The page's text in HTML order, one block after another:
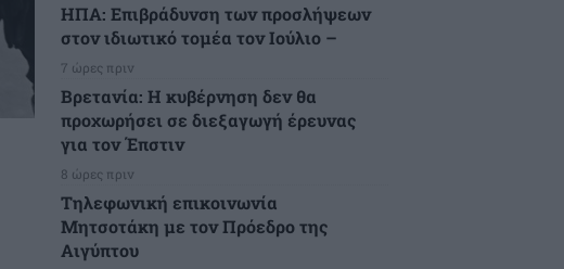
ΗΠΑ: Επιβράδυνση των προσλήψεων
στον ιδιωτικό τομέα τον Ιούλιο –
7 ώρες πριν
Βρετανία: Η κυβέρνηση δεν θα
προχωρήσει σε διεξαγωγή έρευνας
για τον Έπστιν
8 ώρες πριν
Τηλεφωνική επικοινωνία
Μητσοτάκη με τον Πρόεδρο της
Αιγύπτου